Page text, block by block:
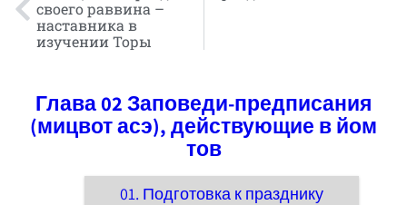
своего раввина –
наставника в
изучении Торы
Глава 02 Заповеди-предписания
(мицвот асэ), действующие в йом
тов
01. Подготовка к празднику